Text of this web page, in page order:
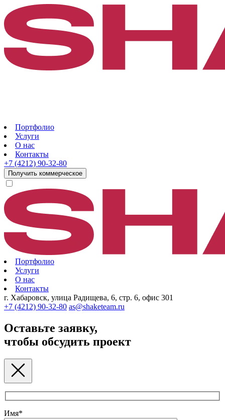
Портфолио
Услуги
О нас
Контакты
+7 (4212) 90-32-80
Получить коммерческое
Портфолио
Услуги
О нас
Контакты
г. Хабаровск, улица Радищева, 6, стр. 6, офис 301
+7 (4212) 90-32-80 as@shaketeam.ru
Оставьте заявку,
чтобы обсудить проект
Имя*